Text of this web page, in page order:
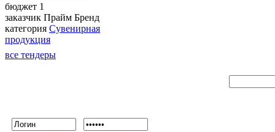
бюджет 1
заказчик Прайм Бренд
категория Сувенирная
продукция
все тендеры